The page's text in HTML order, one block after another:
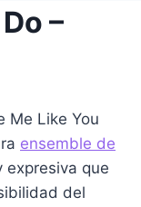
–
Me Like You
ensemble de
expresiva que
del